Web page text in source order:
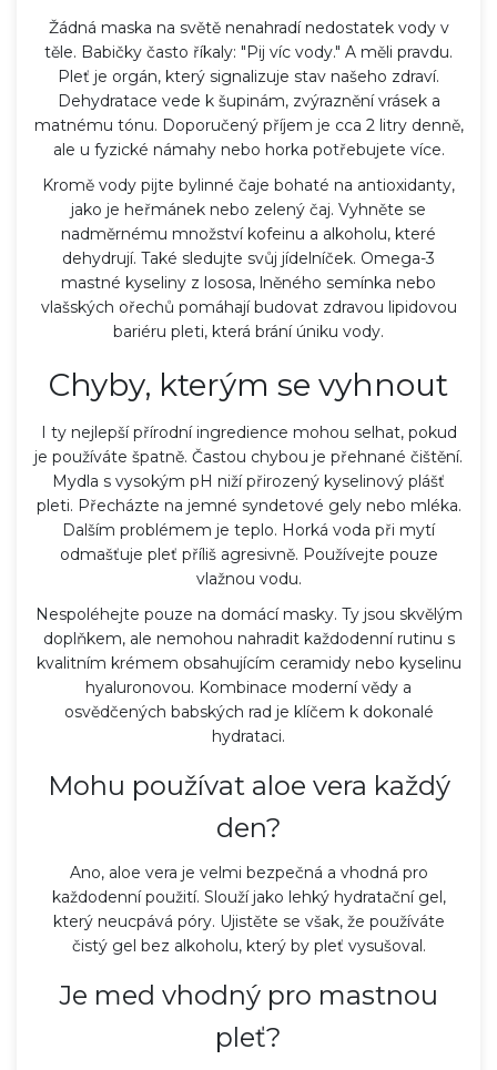
Žádná maska na světě nenahradí nedostatek vody v
těle. Babičky často říkaly: "Pij víc vody." A měli pravdu.
Pleť je orgán, který signalizuje stav našeho zdraví.
Dehydratace vede k šupinám, zvýraznění vrásek a
matnému tónu. Doporučený příjem je cca 2 litry denně,
ale u fyzické námahy nebo horka potřebujete více.
Kromě vody pijte bylinné čaje bohaté na antioxidanty,
jako je heřmánek nebo zelený čaj. Vyhněte se
nadměrnému množství kofeinu a alkoholu, které
dehydrují. Také sledujte svůj jídelníček. Omega-3
mastné kyseliny z lososa, lněného semínka nebo
vlašských ořechů pomáhají budovat zdravou lipidovou
bariéru pleti, která brání úniku vody.
Chyby, kterým se vyhnout
I ty nejlepší přírodní ingredience mohou selhat, pokud
je používáte špatně. Častou chybou je přehnané čištění.
Mydla s vysokým pH niží přirozený kyselinový plášť
pleti. Přecházte na jemné syndetové gely nebo mléka.
Dalším problémem je teplo. Horká voda při mytí
odmašťuje pleť příliš agresivně. Používejte pouze
vlažnou vodu.
Nespoléhejte pouze na domácí masky. Ty jsou skvělým
doplňkem, ale nemohou nahradit každodenní rutinu s
kvalitním krémem obsahujícím ceramidy nebo kyselinu
hyaluronovou. Kombinace moderní vědy a
osvědčených babských rad je klíčem k dokonalé
hydrataci.
Mohu používat aloe vera každý
den?
Ano, aloe vera je velmi bezpečná a vhodná pro
každodenní použití. Slouží jako lehký hydratační gel,
který neucpává póry. Ujistěte se však, že používáte
čistý gel bez alkoholu, který by pleť vysušoval.
Je med vhodný pro mastnou
pleť?